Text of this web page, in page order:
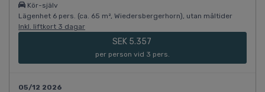
Kör-själv
Lägenhet 6 pers. (ca. 65 m², Wiedersbergerhorn), utan måltider
Inkl. liftkort 3 dagar
SEK 5.357
per person vid 3 pers.
05/12 2026